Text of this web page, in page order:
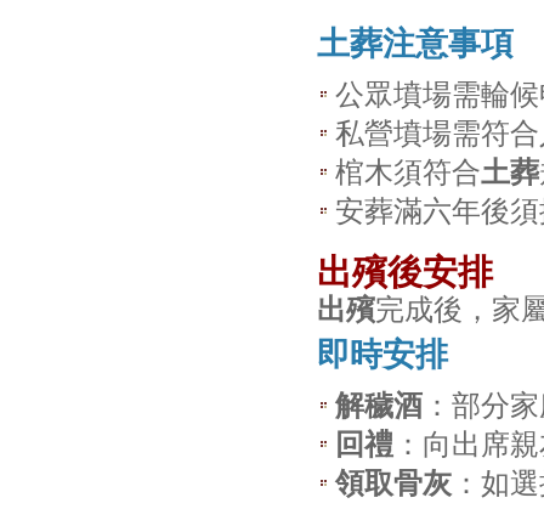
土葬注意事項
公眾墳場需輪
私營墳場需符
棺木須符合土葬
安葬滿六年後
出殯後安排
出殯完成後，家
即時安排
解穢酒 ：部分
回禮 ：向出席
領取骨灰 ：如